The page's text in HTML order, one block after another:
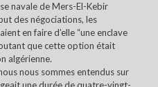
navale de Mers-El-Kebir
des négociations, les
en faire d’elle “une enclave
que cette option était
algérienne.
nous sommes entendus sur